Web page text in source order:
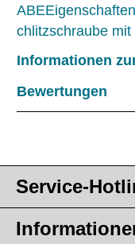
chlitzschraube
Informationen
Bewertungen
Service-